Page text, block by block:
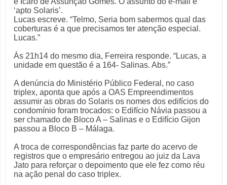
‘apto Solaris’.
Lucas escreve. “Telmo, Seria bom sabermos qual das
coberturas é a que precisamos ter atenção especial.
Lucas.”
Às 21h14 do mesmo dia, Ferreira responde. “Lucas, a
unidade em questão é a 164- Salinas. Abs.”
A denúncia do Ministério Público Federal, no caso
triplex, aponta que após a OAS Empreendimentos
assumir as obras do Solaris os nomes dos edifícios do
condomínio foram trocados: o Edifício Návia passou a
ser chamado de Bloco A – Salinas e o Edifício Gijon
passou a Bloco B – Málaga.
A troca de correspondências faz parte do acervo de
registros que o empresário entregou ao juiz da Lava
Jato para reforçar o depoimento que ele fez como réu
na ação penal do caso triplex.